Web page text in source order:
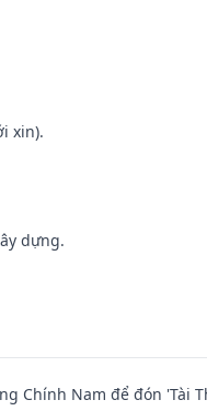
xin).
dựng.
Chính Nam để đón 'Tài